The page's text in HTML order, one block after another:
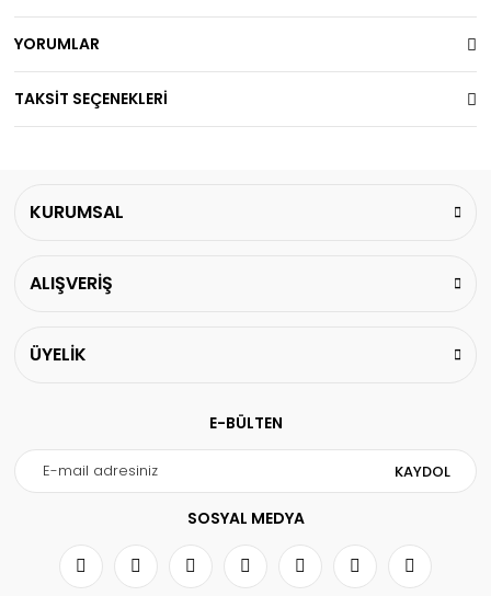
YORUMLAR
TAKSİT SEÇENEKLERİ
KURUMSAL
ALIŞVERİŞ
ÜYELİK
E-BÜLTEN
KAYDOL
SOSYAL MEDYA